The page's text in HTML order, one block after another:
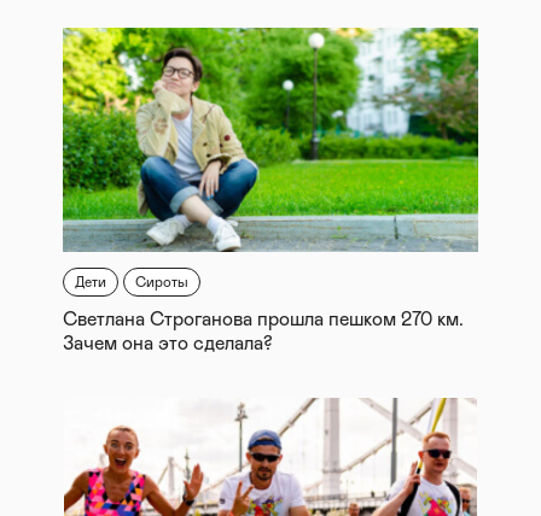
Дети Сироты
Светлана Строганова прошла пешком 270 км.
Зачем она это сделала?